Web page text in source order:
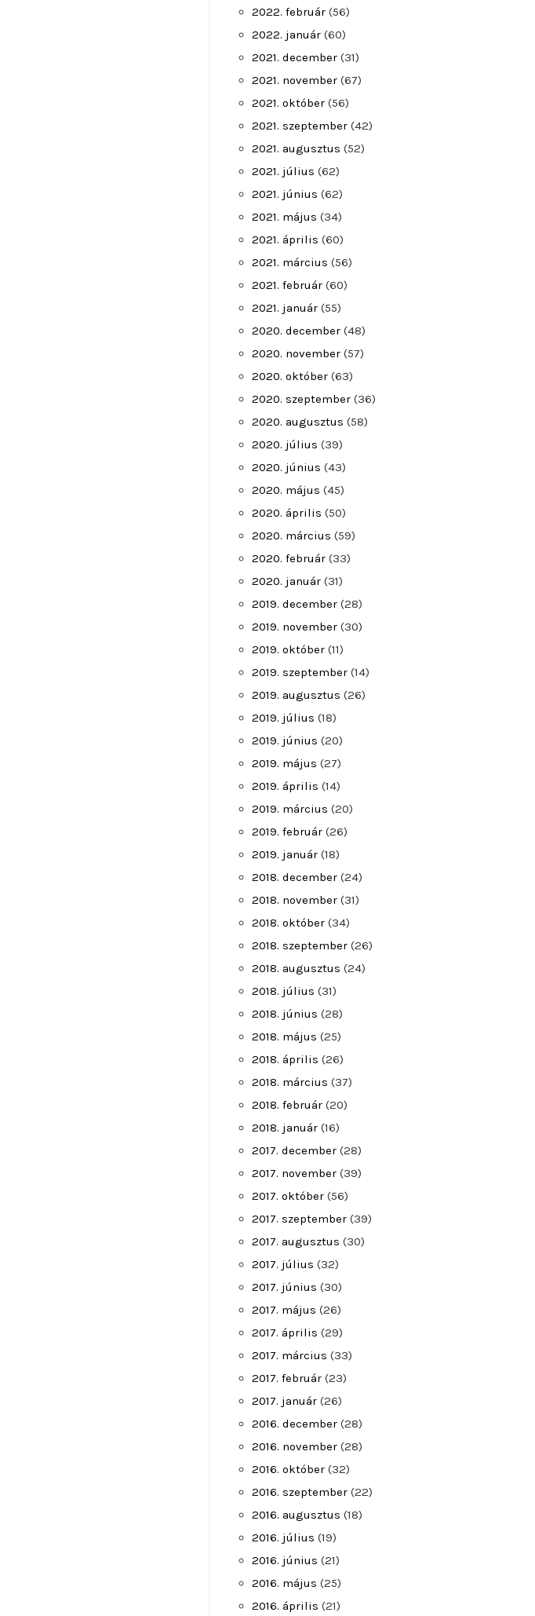
2022. február (56)
2022. január (60)
2021. december (31)
2021. november (67)
2021. október (56)
2021. szeptember (42)
2021. augusztus (52)
2021. július (62)
2021. június (62)
2021. május (34)
2021. április (60)
2021. március (56)
2021. február (60)
2021. január (55)
2020. december (48)
2020. november (57)
2020. október (63)
2020. szeptember (36)
2020. augusztus (58)
2020. július (39)
2020. június (43)
2020. május (45)
2020. április (50)
2020. március (59)
2020. február (33)
2020. január (31)
2019. december (28)
2019. november (30)
2019. október (11)
2019. szeptember (14)
2019. augusztus (26)
2019. július (18)
2019. június (20)
2019. május (27)
2019. április (14)
2019. március (20)
2019. február (26)
2019. január (18)
2018. december (24)
2018. november (31)
2018. október (34)
2018. szeptember (26)
2018. augusztus (24)
2018. július (31)
2018. június (28)
2018. május (25)
2018. április (26)
2018. március (37)
2018. február (20)
2018. január (16)
2017. december (28)
2017. november (39)
2017. október (56)
2017. szeptember (39)
2017. augusztus (30)
2017. július (32)
2017. június (30)
2017. május (26)
2017. április (29)
2017. március (33)
2017. február (23)
2017. január (26)
2016. december (28)
2016. november (28)
2016. október (32)
2016. szeptember (22)
2016. augusztus (18)
2016. július (19)
2016. június (21)
2016. május (25)
2016. április (21)